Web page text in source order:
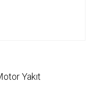
Yakıt